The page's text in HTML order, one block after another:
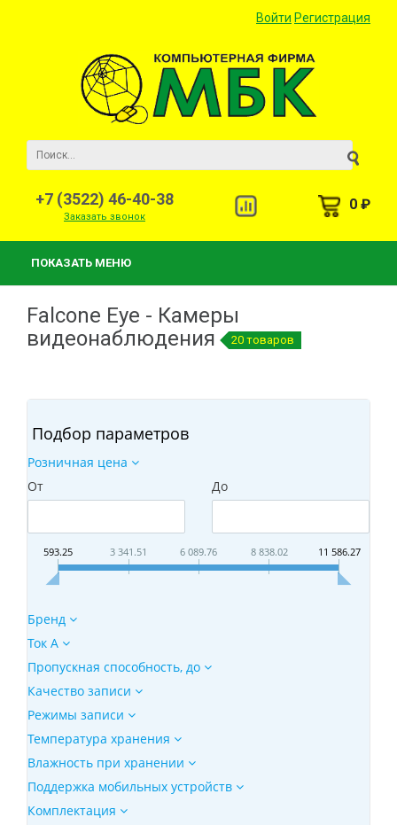
Войти Регистрация
+7 (3522) 46-40-38
Заказать звонок
0 ₽
ПОКАЗАТЬ МЕНЮ
Falcone Eye - Камеры
видеонаблюдения
20 товаров
Подбор параметров
Розничная цена
От
До
593.25 3 341.51 6 089.76 8 838.02 11 586.27
Бренд
Ток А
Пропускная способность, до
Качество записи
Режимы записи
Температура хранения
Влажность при хранении
Поддержка мобильных устройств
Комплектация